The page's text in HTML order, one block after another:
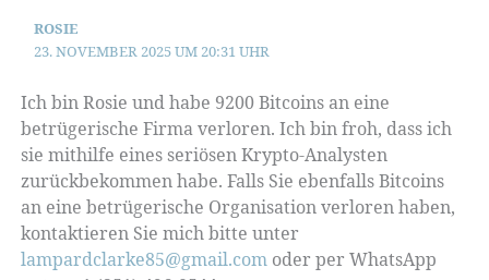
ROSIE
23. NOVEMBER 2025 UM 20:31 UHR
Ich bin Rosie und habe 9200 Bitcoins an eine
betrügerische Firma verloren. Ich bin froh, dass ich
sie mithilfe eines seriösen Krypto-Analysten
zurückbekommen habe. Falls Sie ebenfalls Bitcoins
an eine betrügerische Organisation verloren haben,
kontaktieren Sie mich bitte unter
lampardclarke85@gmail.comoder per WhatsApp